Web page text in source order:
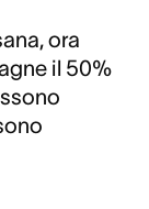
ora
il 50%